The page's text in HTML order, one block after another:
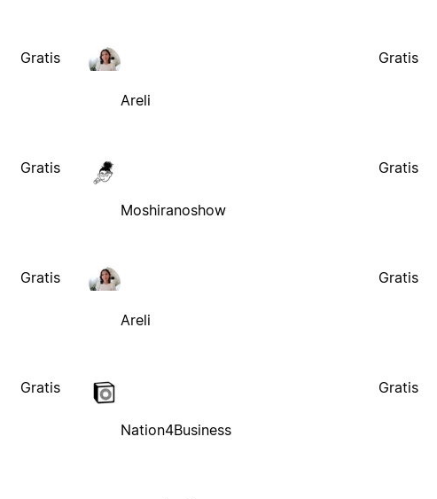
Gratis
Areli
Gratis
Gratis
Moshiranoshow
Gratis
Gratis
Areli
Gratis
Gratis
Nation4Business
Gratis